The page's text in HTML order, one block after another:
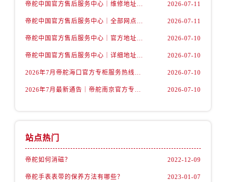
山西省忻州市忻府区和平东街与七一南路交叉口帝舵售后服务中心（需提前预约）
山西省太原市迎泽区迎泽街道解放路15号亨得利名表维修授权店3楼帝舵售后服务中心（需提前预约）
帝舵中国官方售后服务中心｜维修地址及售后服务热线权威信息声明（2026年7月最新） 2026-07-11
帝舵中国官方售后服务中心｜全部网点地址及电话权威信息通告（2026年7月最新） 2026-07-11
帝舵中国官方售后服务中心｜官方地址与客服热线权威信息声明（2026年7月最新） 2026-07-10
帝舵中国官方售后服务中心｜详细地址与24小时客服电话权威信息声明（2026年7月最新） 2026-07-10
2026年7月帝舵海口官方专柜服务热线大全+客户咨询通道公开 2026-07-10
2026年7月最新通告｜帝舵南京官方专柜服务热线一键获取攻略 2026-07-10
站点热门
帝舵如何消磁？ 2022-12-09
帝舵手表表带的保养方法有哪些？ 2023-01-07